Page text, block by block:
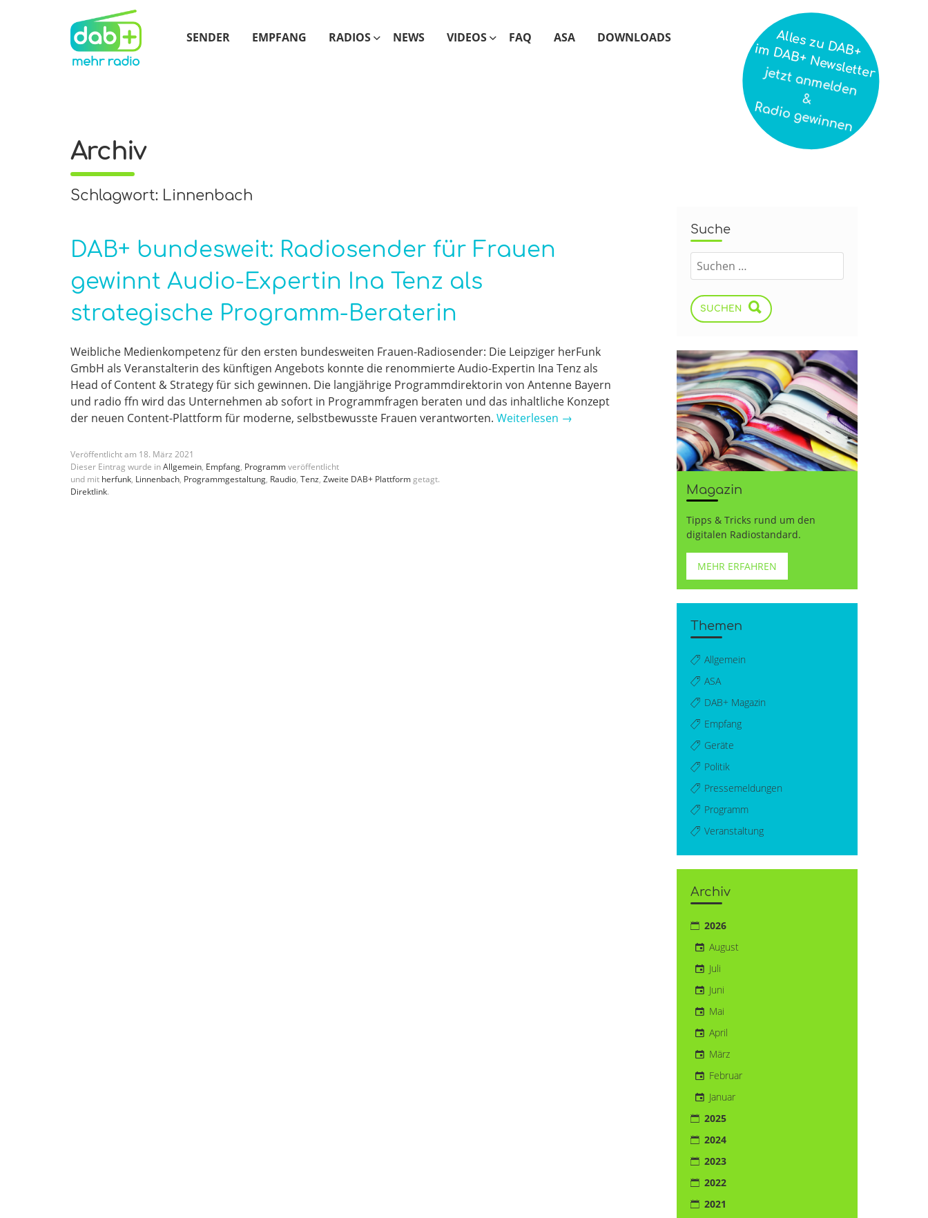
SENDER EMPFANG RADIOS NEWS VIDEOS FAQ ASA DOWNLOADS
Archiv
Schlagwort: Linnenbach
DAB+ bundesweit: Radiosender für Frauen
gewinnt Audio-Expertin Ina Tenz als
strategische Programm-Beraterin
Weibliche Medienkompetenz für den ersten bundesweiten Frauen-Radiosender: Die Leipziger herFunk
GmbH als Veranstalterin des künftigen Angebots konnte die renommierte Audio-Expertin Ina Tenz als
Head of Content & Strategy für sich gewinnen. Die langjährige Programmdirektorin von Antenne Bayern
und radio ffn wird das Unternehmen ab sofort in Programmfragen beraten und das inhaltliche Konzept
der neuen Content-Plattform für moderne, selbstbewusste Frauen verantworten. Weiterlesen →
Veröffentlicht am 18. März 2021
Dieser Eintrag wurde inAllgemein, Empfang, Programmveröffentlicht
und mit herfunk, Linnenbach, Programmgestaltung, Raudio, Tenz, Zweite DAB+ Plattform getagt.
Direktlink.
Suche
SUCHEN
Magazin
Tipps & Tricks rund um den
digitalen Radiostandard.
MEHR ERFAHREN
Themen
Allgemein
ASA
DAB+ Magazin
Empfang
Geräte
Politik
Pressemeldungen
Programm
Veranstaltung
Archiv
2026
August
Juli
Juni
Mai
April
März
Februar
Januar
2025
2024
2023
2022
2021
Alles zu DAB+
im DAB+ Newsletter
jetzt anmelden
&
Radio gewinnen